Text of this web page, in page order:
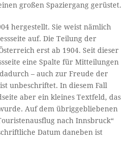
großen Spaziergang gerüstet.
hergestellt. Sie weist nämlich
auf. Die Teilung der
erst ab 1904. Seit dieser
eine Spalte für Mitteilungen
– auch zur Freude der
unbeschriftet. In diesem Fall
aber ein kleines Textfeld, das
Auf dem übriggebliebenen
nach Innsbruck“
Datum daneben ist